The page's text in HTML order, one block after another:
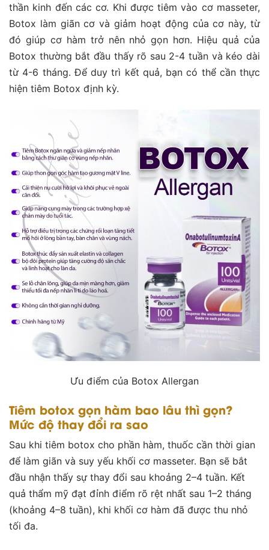
thần kinh đến các cơ. Khi được tiêm vào cơ masseter,
Botox làm giãn cơ và giảm hoạt động của cơ này, từ
đó giúp cơ hàm trở nên nhỏ gọn hơn. Hiệu quả của
Botox thường bắt đầu thấy rõ sau 2-4 tuần và kéo dài
từ 4-6 tháng. Để duy trì kết quả, bạn có thể cần thực
hiện tiêm Botox định kỳ​.
Ưu điểm của Botox Allergan
Tiêm botox gọn hàm bao lâu thì gọn?
Mức độ thay đổi ra sao
Sau khi tiêm botox cho phần hàm, thuốc cần thời gian
để làm giãn và suy yếu khối cơ masseter. Bạn sẽ bắt
đầu nhận thấy sự thay đổi sau khoảng 2–4 tuần. Kết
quả thẩm mỹ đạt đỉnh điểm rõ rệt nhất sau 1–2 tháng
(khoảng 4–8 tuần), khi khối cơ hàm đã được thu nhỏ
tối đa.